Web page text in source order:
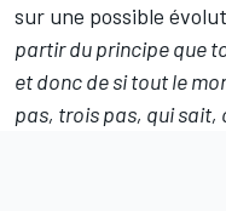
sur une possible
partir du principe que
et donc de si tout le
pas, trois pas, qui sait,